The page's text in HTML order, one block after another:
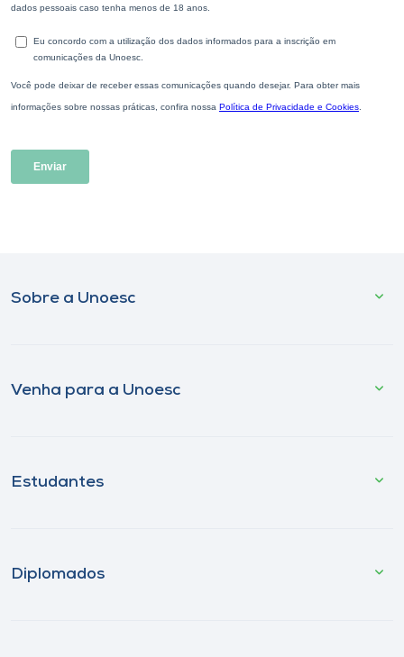
Sobre a Unoesc
Venha para a Unoesc
Estudantes
Diplomados